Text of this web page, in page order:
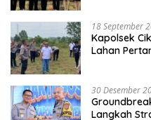
18 September
Kapolsek
Lahan
30 Desember
Langkah